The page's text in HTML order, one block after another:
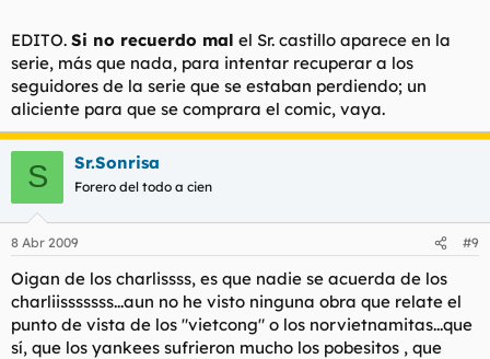
EDITO. Si no recuerdo mal el Sr. castillo aparece en la
serie, más que nada, para intentar recuperar a los
seguidores de la serie que se estaban perdiendo; un
aliciente para que se comprara el comic, vaya.
S Sr.Sonrisa
Forero del todo a cien
8 Abr 2009 #9
Oigan de los charlissss, es que nadie se acuerda de los
charliisssssss...aun no he visto ninguna obra que relate el
punto de vista de los "vietcong" o los norvietnamitas...que
sí, que los yankees sufrieron mucho los pobesitos , que